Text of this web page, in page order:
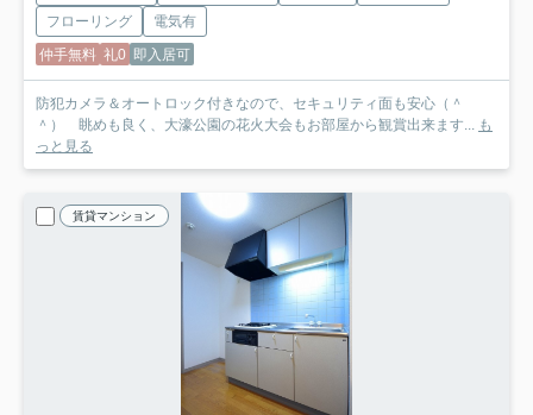
フローリング
電気有
仲手無料 礼0 即入居可
防犯カメラ＆オートロック付きなので、セキュリティ面も安心（＾
＾） 眺めも良く、大濠公園の花火大会もお部屋から観賞出来ます... も
っと見る
賃貸マンション